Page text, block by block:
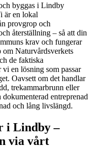
byggas i Lindby
är en lokal
provgrop och
återställning – så att din
krav och fungerar
Naturvårdsverkets
de faktiska
en lösning som passar
Oavsett om det handlar
trekammarbrunn eller
entreprenad
och lång livslängd.
i Lindby –
via vårt